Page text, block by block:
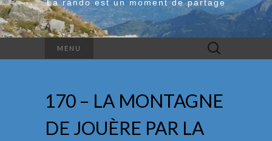
La rando est un moment de partage
MENU Rechercher :
170 – LA MONTAGNE
DE JOUÈRE PAR LA